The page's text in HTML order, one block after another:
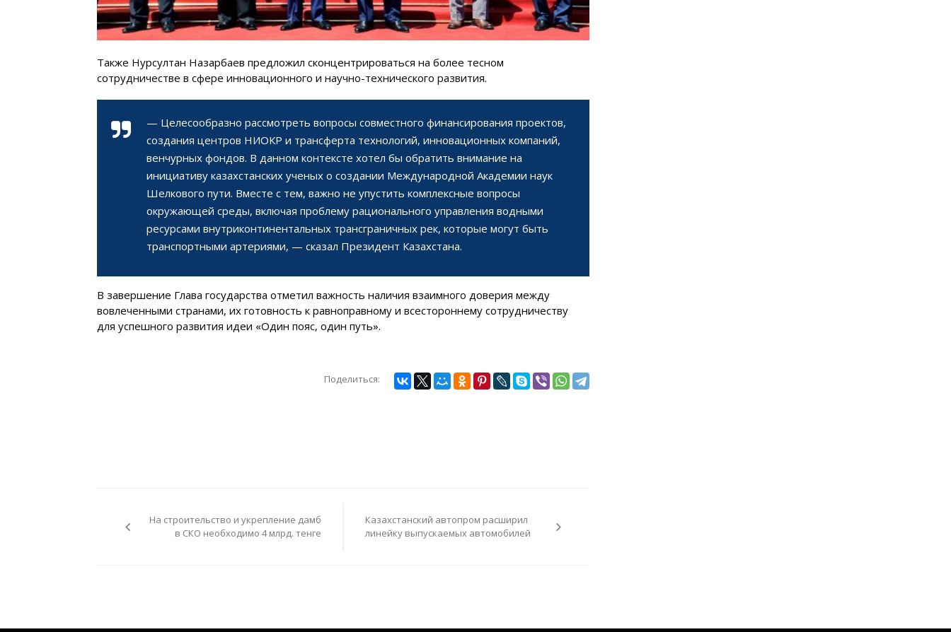
Также Нурсултан Назарбаев предложил сконцентрироваться на более тесном
сотрудничестве в сфере инновационного и научно-технического развития.
— Целесообразно рассмотреть вопросы совместного финансирования проектов,
создания центров НИОКР и трансферта технологий, инновационных компаний,
венчурных фондов. В данном контексте хотел бы обратить внимание на
инициативу казахстанских ученых о создании Международной Академии наук
Шелкового пути. Вместе с тем, важно не упустить комплексные вопросы
окружающей среды, включая проблему рационального управления водными
ресурсами внутриконтинентальных трансграничных рек, которые могут быть
транспортными артериями, — сказал Президент Казахстана.
В завершение Глава государства отметил важность наличия взаимного доверия между
вовлеченными странами, их готовность к равноправному и всестороннему сотрудничеству
для успешного развития идеи «Один пояс, один путь».
Поделиться:
записям
На строительство и укрепление дамб
в СКО необходимо 4 млрд. тенге
Казахстанский автопром расширил
линейку выпускаемых автомобилей